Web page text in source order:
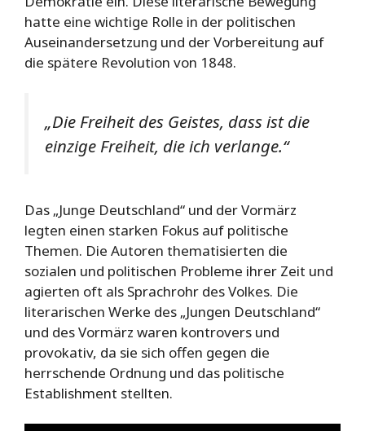
hatte eine wichtige Rolle in der politischen
Auseinandersetzung und der Vorbereitung auf
die spätere Revolution von 1848.
„Die Freiheit des Geistes, dass ist die
einzige Freiheit, die ich verlange.“
Das „Junge Deutschland“ und der Vormärz
legten einen starken Fokus auf politische
Themen. Die Autoren thematisierten die
sozialen und politischen Probleme ihrer Zeit und
agierten oft als Sprachrohr des Volkes. Die
literarischen Werke des „Jungen Deutschland“
und des Vormärz waren kontrovers und
provokativ, da sie sich offen gegen die
herrschende Ordnung und das politische
Establishment stellten.